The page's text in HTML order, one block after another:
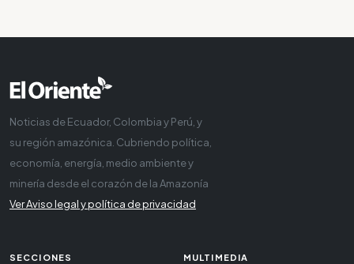
Noticias de Ecuador, Colombia y Perú, y
su región amazónica. Cubriendo política,
economía, energía, medio ambiente y
minería desde el corazón de la Amazonía
Ver Aviso legal y política de privacidad
SECCIONES MULTIMEDIA